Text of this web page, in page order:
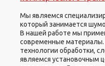
Мы являемся
который занимается
В нашей работе мы
современные
технологии обработки,
являемся установочным